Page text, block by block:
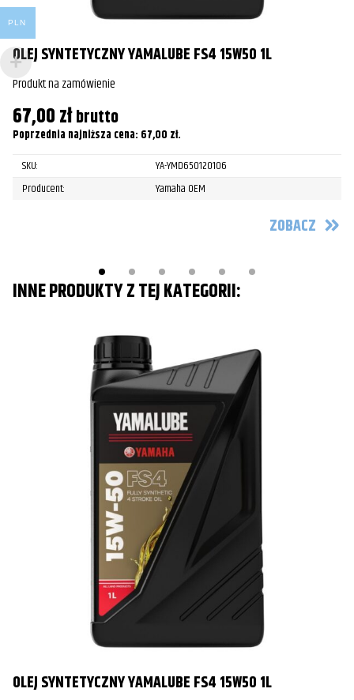
OLEJ SYNTETYCZNY YAMALUBE FS4 15W50 1L
Produkt na zamówienie
67,00złbrutto
Poprzednia najniższa cena: 67,00 zł.
SKU:
YA-YMD650120106
Producent:
Yamaha OEM
ZOBACZ
INNE PRODUKTY Z TEJ KATEGORII:
OLEJ SYNTETYCZNY YAMALUBE FS4 15W50 1L
PLN